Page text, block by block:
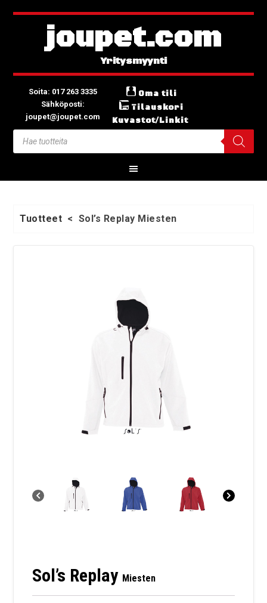
joupet.com
Soita: 017 263 3335
Sähköposti:
joupet@joupet.com
Oma tili
Tilauskori
Kuvastot/Linkit
Tuotteet < Sol’s Replay Miesten
Sol’s Replay Miesten